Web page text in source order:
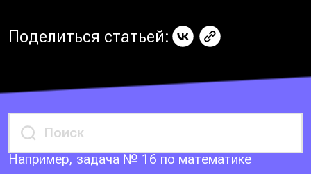
Поделиться статьей:
Например, задача № 16 по математике